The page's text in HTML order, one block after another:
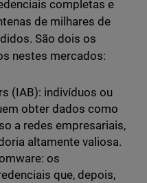
completas e
de milhares de
São dois os
nestes mercados:
(IAB): indivíduos ou
obter dados como
a redes empresariais,
altamente valiosa.
os
que, depois,